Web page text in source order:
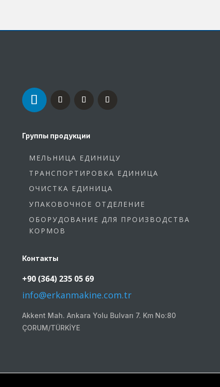
Группы продукции
МЕЛЬНИЦА ЕДИНИЦУ
ТРАНСПОРТИРОВКА ЕДИНИЦА
ОЧИСТКА ЕДИНИЦА
УПАКОВОЧНОЕ ОТДЕЛЕНИЕ
ОБОРУДОВАНИЕ ДЛЯ ПРОИЗВОДСТВА
КОРМОВ
Контакты
+90 (364) 235 05 69
info@erkanmakine.com.tr
Akkent Mah. Ankara Yolu Bulvarı 7. Km No:80
ÇORUM/TÜRKİYE